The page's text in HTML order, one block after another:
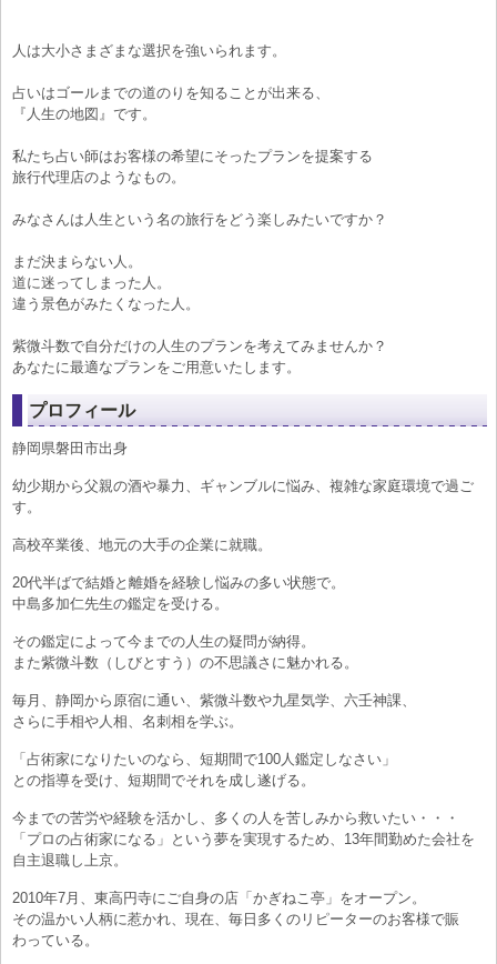
人は大小さまざまな選択を強いられます。
占いはゴールまでの道のりを知ることが出来る、
『人生の地図』です。
私たち占い師はお客様の希望にそったプランを提案する
旅行代理店のようなもの。
みなさんは人生という名の旅行をどう楽しみたいですか？
まだ決まらない人。
道に迷ってしまった人。
違う景色がみたくなった人。
紫微斗数で自分だけの人生のプランを考えてみませんか？
あなたに最適なプランをご用意いたします。
プロフィール
静岡県磐田市出身
幼少期から父親の酒や暴力、ギャンブルに悩み、複雑な家庭環境で過ご
す。
高校卒業後、地元の大手の企業に就職。
20代半ばで結婚と離婚を経験し悩みの多い状態で。
中島多加仁先生の鑑定を受ける。
その鑑定によって今までの人生の疑問が納得。
また紫微斗数（しびとすう）の不思議さに魅かれる。
毎月、静岡から原宿に通い、紫微斗数や九星気学、六壬神課、
さらに手相や人相、名刺相を学ぶ。
「占術家になりたいのなら、短期間で100人鑑定しなさい」
との指導を受け、短期間でそれを成し遂げる。
今までの苦労や経験を活かし、多くの人を苦しみから救いたい・・・
「プロの占術家になる」という夢を実現するため、13年間勤めた会社を
自主退職し上京。
2010年7月、東高円寺にご自身の店「かぎねこ亭」をオープン。
その温かい人柄に惹かれ、現在、毎日多くのリピーターのお客様で賑
わっている。